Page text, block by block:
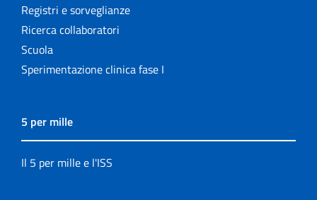
Registri e sorveglianze
Ricerca collaboratori
Scuola
Sperimentazione clinica fase I
5 per mille
Il 5 per mille e l'ISS